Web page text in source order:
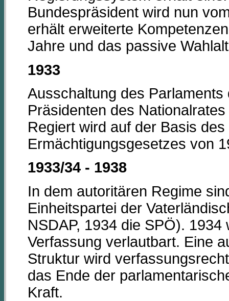
Bundespräsident wird nun
erhält erweiterte
Jahre und das passive
1933
Ausschaltung des
Präsidenten des
Regiert wird auf der Basis
Ermächtigungsgesetzes von
1933/34 - 1938
In dem autoritären Regime
Einheitspartei der
NSDAP, 1934 die SPÖ).
Verfassung verlautbart. Eine
Struktur wird
das Ende der
Kraft.